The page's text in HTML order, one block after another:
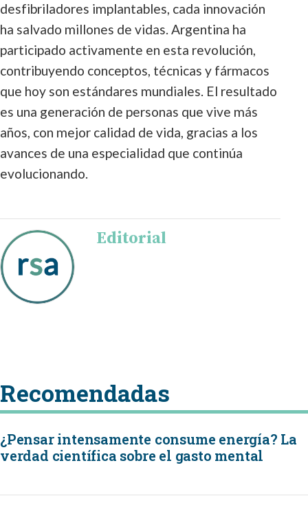
desfibriladores implantables, cada innovación
ha salvado millones de vidas. Argentina ha
participado activamente en esta revolución,
contribuyendo conceptos, técnicas y fármacos
que hoy son estándares mundiales. El resultado
es una generación de personas que vive más
años, con mejor calidad de vida, gracias a los
avances de una especialidad que continúa
evolucionando.
Editorial
Recomendadas
¿Pensar intensamente consume energía? La
verdad científica sobre el gasto mental